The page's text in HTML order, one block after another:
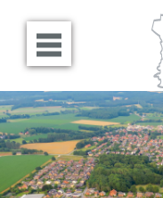
Menü öffnen